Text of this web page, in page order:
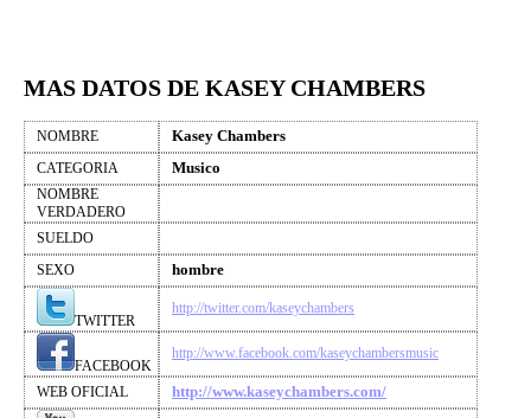
MAS DATOS DE KASEY CHAMBERS
NOMBRE Kasey Chambers
CATEGORIA Musico
NOMBRE
VERDADERO
SUELDO
SEXO
hombre
TWITTER
http://twitter.com/kaseychambers
FACEBOOK
http://www.facebook.com/kaseychambersmusic
WEB OFICIAL http://www.kaseychambers.com/